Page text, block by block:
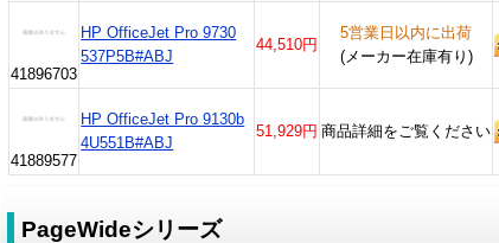
41896703
HP OfficeJet Pro 9730
537P5B#ABJ
44,510円
5営業日以内に出荷
(メーカー在庫有り)
41889577
HP OfficeJet Pro 9130b
4U551B#ABJ
51,929円 商品詳細をご覧ください
PageWideシリーズ